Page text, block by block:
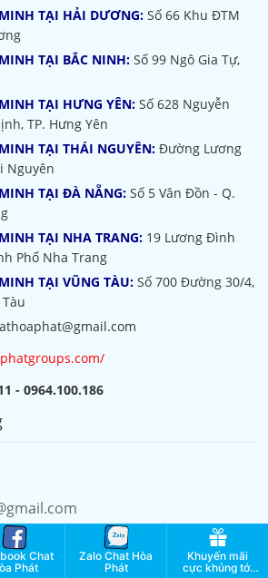
TẠI HẢI DƯƠNG: Số 66 Khu ĐTM
TẠI BẮC NINH: Số 99 Ngô Gia Tự,
TẠI HƯNG YÊN: Số 628 Nguyễn
TP. Hưng Yên
TẠI THÁI NGUYÊN: Đường Lương
Nguyên
TẠI ĐÀ NẴNG: Số 5 Vân Đồn - Q.
TẠI NHA TRANG: 19 Lương Đình
Phố Nha Trang
TẠI VŨNG TÀU: Số 700 Đường 30/4,
- 0964.100.186
xã hội
Chat
Phát
Zalo Chat Hòa
Phát
Khuyến mãi
cực khủng tới